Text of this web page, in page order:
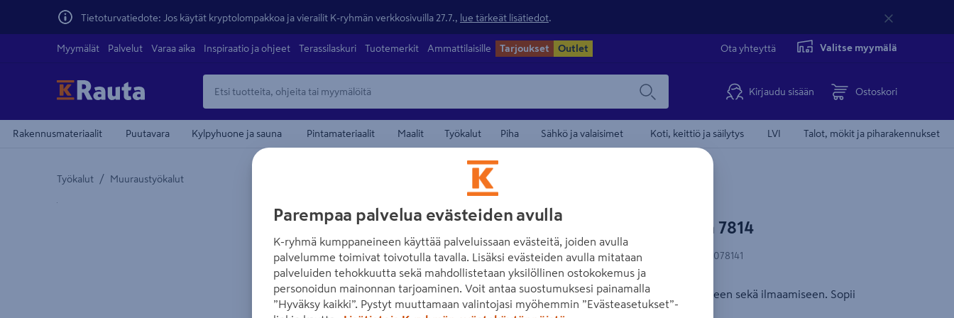
Tietoturvatiedote: Jos käytät kryptolompakkoa ja vierailit K-ryhmän verkkosivuilla 27.7., lue tärkeät lisätiedot
Myymälät Palvelut Varaa aika Inspiraatio ja ohjeet Terassilaskuri Tuotemerkit Ammattilaisille Tarjoukset Outlet Ota yhteyttä Valitse myymälä
Kirjaudu sisään Ostoskori
Rakennusmateriaalit Puutavara Kylpyhuone ja sauna Pintamateriaalit Maalit Työkalut Piha Sähkö ja valaisimet Koti, keittiö ja säilytys LVI Talot, mökit ja piharakennukset
Työkalut / Muuraustyökalut
Yksityiskohtainen kuvaus löytyy Tuotteen kuvaus -maamerkistä
Piikkirulla 25cm/21mm tela 7814
Tuotenumero: 500922078 EAN-koodi 6417289078141
Piikkirullaa käytetään tasoitteen levittämiseen sekä ilmaamiseen. Sopii
lattiatasoitteille ja epoksille.
Parempaa palvelua evästeiden avulla
K-ryhmä kumppaneineen käyttää palveluissaan evästeitä, joiden avulla
palvelumme toimivat toivotulla tavalla. Lisäksi evästeiden avulla mitataan
palveluiden tehokkuutta sekä mahdollistetaan yksilöllinen ostokokemus ja
personoidun mainonnan tarjoaminen. Voit antaa suostumuksesi painamalla
”Hyväksy kaikki”. Pystyt muuttamaan valintojasi myöhemmin ”Evästeasetukset”-